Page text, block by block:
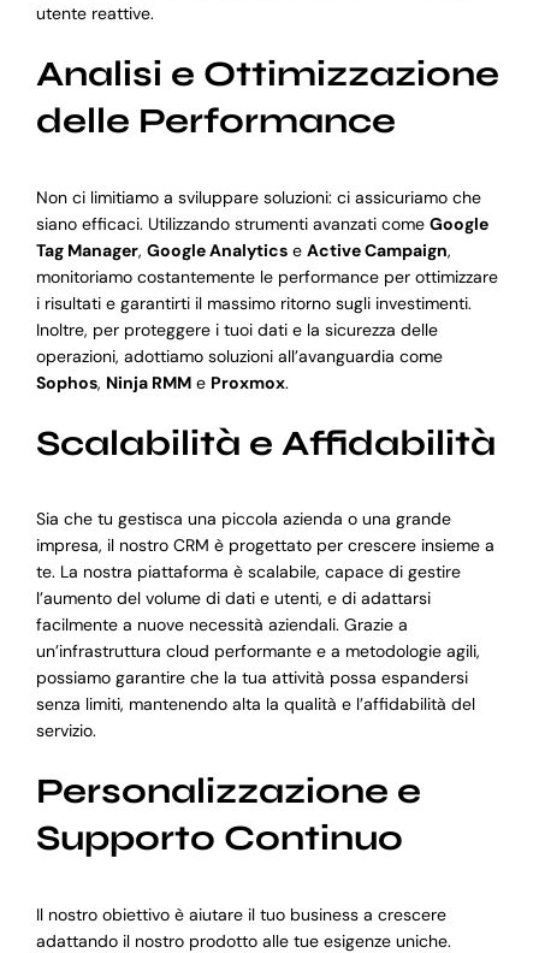
utente reattive.
Analisi e Ottimizzazione
delle Performance
Non ci limitiamo a sviluppare soluzioni: ci assicuriamo che
siano efficaci. Utilizzando strumenti avanzati come Google
Tag Manager, Google Analyticse Active Campaign,
monitoriamo costantemente le performance per ottimizzare
i risultati e garantirti il massimo ritorno sugli investimenti.
Inoltre, per proteggere i tuoi dati e la sicurezza delle
operazioni, adottiamo soluzioni all’avanguardia come
Sophos, Ninja RMMe Proxmox.
Scalabilità e Affidabilità
Sia che tu gestisca una piccola azienda o una grande
impresa, il nostro CRM è progettato per crescere insieme a
te. La nostra piattaforma è scalabile, capace di gestire
l’aumento del volume di dati e utenti, e di adattarsi
facilmente a nuove necessità aziendali. Grazie a
un’infrastruttura cloud performante e a metodologie agili,
possiamo garantire che la tua attività possa espandersi
senza limiti, mantenendo alta la qualità e l’affidabilità del
servizio.
Personalizzazione e
Supporto Continuo
Il nostro obiettivo è aiutare il tuo business a crescere
adattando il nostro prodotto alle tue esigenze uniche.